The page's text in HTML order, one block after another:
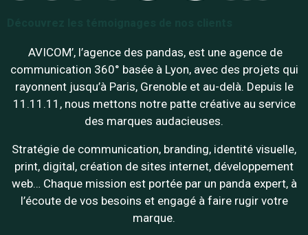
AVICOM’, l’agence des pandas, est une agence de
communication 360° basée à Lyon, avec des projets qui
rayonnent jusqu’à Paris, Grenoble et au-delà. Depuis le
11.11.11, nous mettons notre patte créative au service
des marques audacieuses.
Stratégie de communication, branding, identité visuelle,
print, digital, création de sites internet, développement
web… Chaque mission est portée par un panda expert, à
l’écoute de vos besoins et engagé à faire rugir votre
marque.